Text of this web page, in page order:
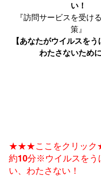
い！
『訪問サービスを受け
【あなたがウイルスをう
わたさないために
★★★ここをクリッ
約10分※ウイルスをう
い、わたさない！